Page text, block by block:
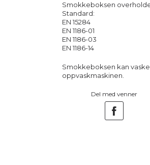
Smokkeboksen
Standard:
EN 15284
EN 1186-01
EN 1186-03
EN 1186-14
Smokkeboksen kan
oppvaskmaskinen.
Del med venner